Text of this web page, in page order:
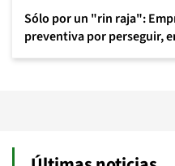
Sólo por un "rin raja":
preventiva por perseguir,